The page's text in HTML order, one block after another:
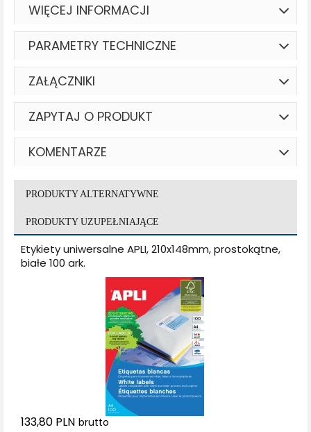
WIĘCEJ INFORMACJI
PARAMETRY TECHNICZNE
ZAŁĄCZNIKI
ZAPYTAJ O PRODUKT
KOMENTARZE
PRODUKTY ALTERNATYWNE
PRODUKTY UZUPEŁNIAJĄCE
Etykiety uniwersalne APLI, 210x148mm, prostokątne,
białe 100 ark.
133,80 PLN brutto